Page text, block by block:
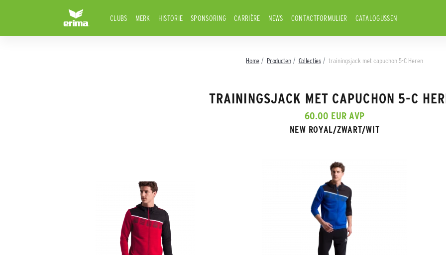
CLUBS MERK HISTORIE SPONSORING CARRIÈRE NEWS CONTACTFORMULIER CATALOGUSSEN
Home Producten Collecties trainingsjack met capuchon 5-C Heren
TRAININGSJACK MET CAPUCHON 5-C
60.00 EUR AVP
NEW ROYAL/ZWART/WIT